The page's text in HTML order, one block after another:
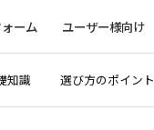
ォーム ユーザー様向け
知識 選び方のポイント